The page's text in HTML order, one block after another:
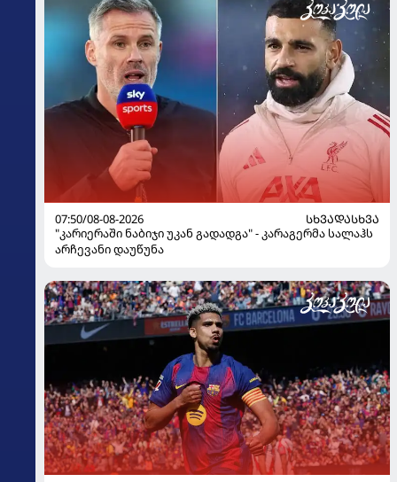
07:50/08-08-2026
ᲡᲮᲕᲐᲓᲐᲡᲮᲕᲐ
"კარიერაში ნაბიჯი უკან გადადგა" - კარაგერმა სალაჰს
არჩევანი დაუწუნა